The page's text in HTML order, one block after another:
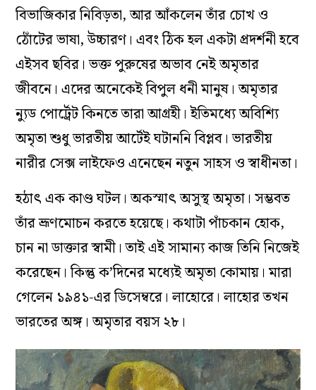
বিভাজিকার নিবিড়তা, আর আঁকলেন তাঁর চোখ ও
ঠোঁটের ভাষা, উচ্চারণ। এবং ঠিক হল একটা প্রদর্শনী হবে
এইসব ছবির। ভক্ত পুরুষের অভাব নেই অমৃতার
জীবনে। এদের অনেকেই বিপুল ধনী মানুষ। অমৃতার
ন্যুড পোর্ট্রেট কিনতে তারা আগ্রহী। ইতিমধ্যে অবিশ্যি
অমৃতা শুধু ভারতীয় আর্টেই ঘটাননি বিপ্লব। ভারতীয়
নারীর সেক্স লাইফেও এনেছেন নতুন সাহস ও স্বাধীনতা।
হঠাৎ এক কাণ্ড ঘটল। অকস্মাৎ অসুস্থ অমৃতা। সম্ভবত
তাঁর ভ্রূণমোচন করতে হয়েছে। কথাটা পাঁচকান হোক,
চান না ডাক্তার স্বামী। তাই এই সামান্য কাজ তিনি নিজেই
করেছেন। কিন্তু ক’দিনের মধ্যেই অমৃতা কোমায়। মারা
গেলেন ১৯৪১-এর ডিসেম্বরে। লাহোরে। লাহোর তখন
ভারতের অঙ্গ। অমৃতার বয়স ২৮।